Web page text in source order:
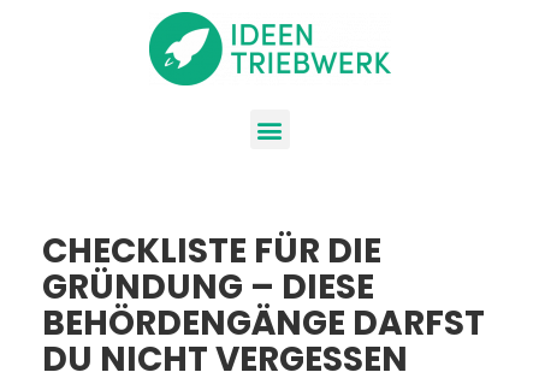
CHECKLISTE FÜR DIE
GRÜNDUNG – DIESE
BEHÖRDENGÄNGE DARFST
DU NICHT VERGESSEN